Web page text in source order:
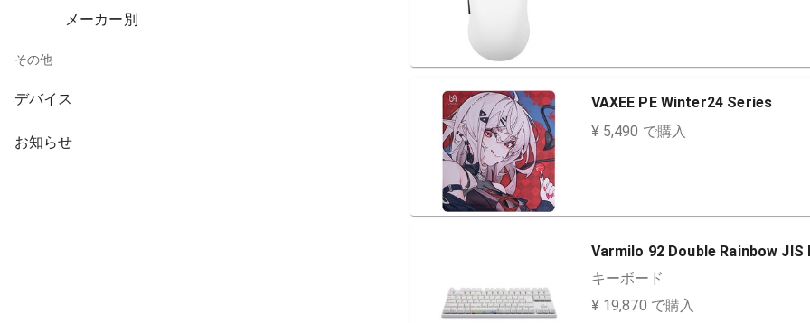
メーカー別
その他
デバイス
お知らせ
VAXEE PE Winter24 Series
¥ 5,490 で購入
Varmilo 92 Double Rainbow JIS
キーボード
¥ 19,870 で購入